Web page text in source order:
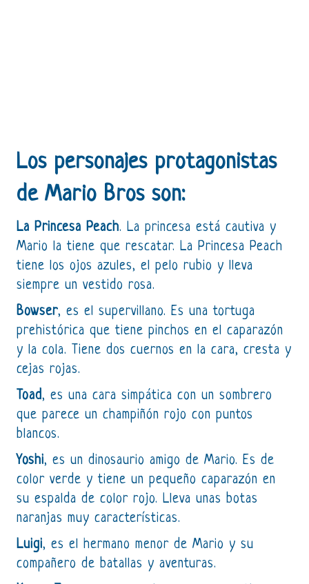
Los personajes protagonistas
de Mario Bros son:
La Princesa Peach. La princesa está cautiva y
Mario la tiene que rescatar. La Princesa Peach
tiene los ojos azules, el pelo rubio y lleva
siempre un vestido rosa.
Bowser, es el supervillano. Es una tortuga
prehistórica que tiene pinchos en el caparazón
y la cola. Tiene dos cuernos en la cara, cresta y
cejas rojas.
Toad, es una cara simpática con un sombrero
que parece un champiñón rojo con puntos
blancos.
Yoshi, es un dinosaurio amigo de Mario. Es de
color verde y tiene un pequeño caparazón en
su espalda de color rojo. Lleva unas botas
naranjas muy características.
Luigi, es el hermano menor de Mario y su
compañero de batallas y aventuras.